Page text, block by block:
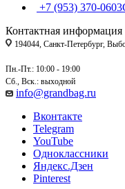
+7 (953) 370-0603
Контактная информация
194044, Санкт-Петербург,
Пн.-Пт.: 10:00 - 19:00
Сб., Вск.: выходной
info@grandbag.ru
Вконтакте
Telegram
YouTube
Одноклассники
Яндекс.Дзен
Pinterest